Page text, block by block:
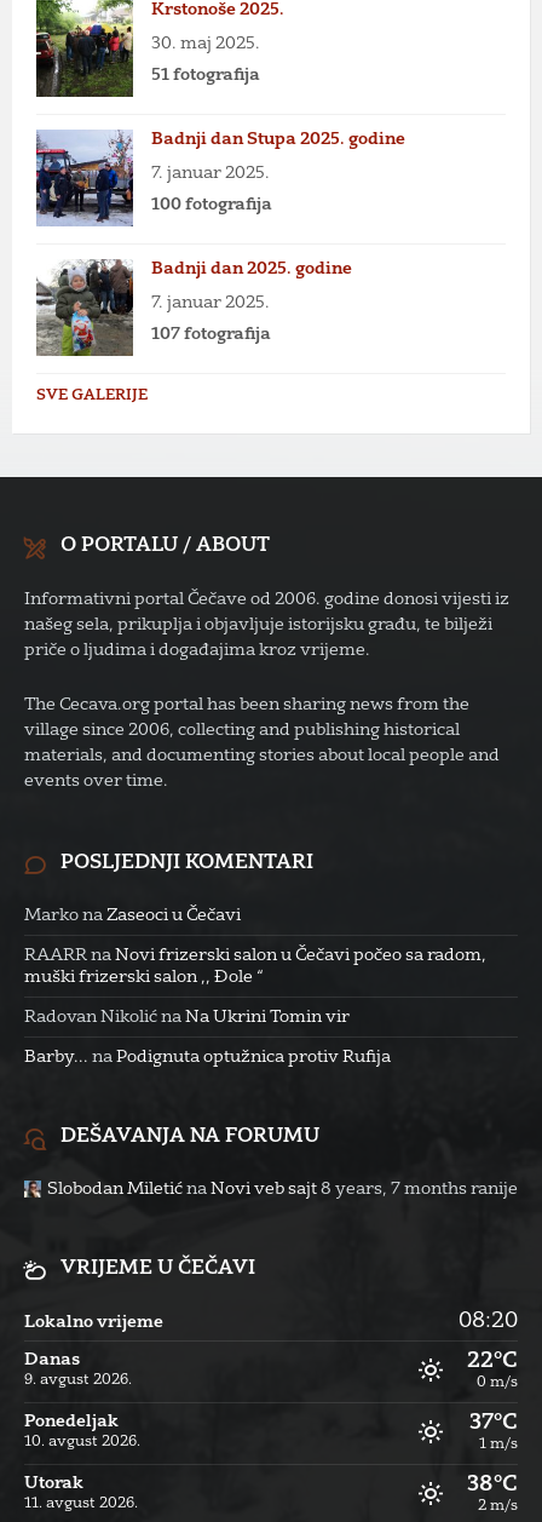
Krstonoše 2025.
30. maj 2025.
51 fotografija
Badnji dan Stupa 2025. godine
7. januar 2025.
100 fotografija
Badnji dan 2025. godine
7. januar 2025.
107 fotografija
SVE GALERIJE
O PORTALU / ABOUT
Informativni portal Čečave od 2006. godine donosi vijesti iz
našeg sela, prikuplja i objavljuje istorijsku građu, te bilježi
priče o ljudima i događajima kroz vrijeme.
The Cecava.org portal has been sharing news from the
village since 2006, collecting and publishing historical
materials, and documenting stories about local people and
events over time.
POSLJEDNJI KOMENTARI
Marko na Zaseoci u Čečavi
RAARR na Novi frizerski salon u Čečavi počeo sa radom,
muški frizerski salon ,, Đole “
Radovan Nikolić na Na Ukrini Tomin vir
Barby... na Podignuta optužnica protiv Rufija
DEŠAVANJA NA FORUMU
Slobodan Miletić na Novi veb sajt 8 years, 7 months ranije
VRIJEME U ČEČAVI
Lokalno vrijeme 08:20
Danas
9. avgust 2026.
22°C
0 m/s
Ponedeljak
10. avgust 2026.
37°C
1 m/s
Utorak
11. avgust 2026.
38°C
2 m/s